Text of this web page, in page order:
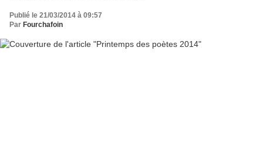
Publié le 21/03/2014 à 09:57
Par Fourchafoin